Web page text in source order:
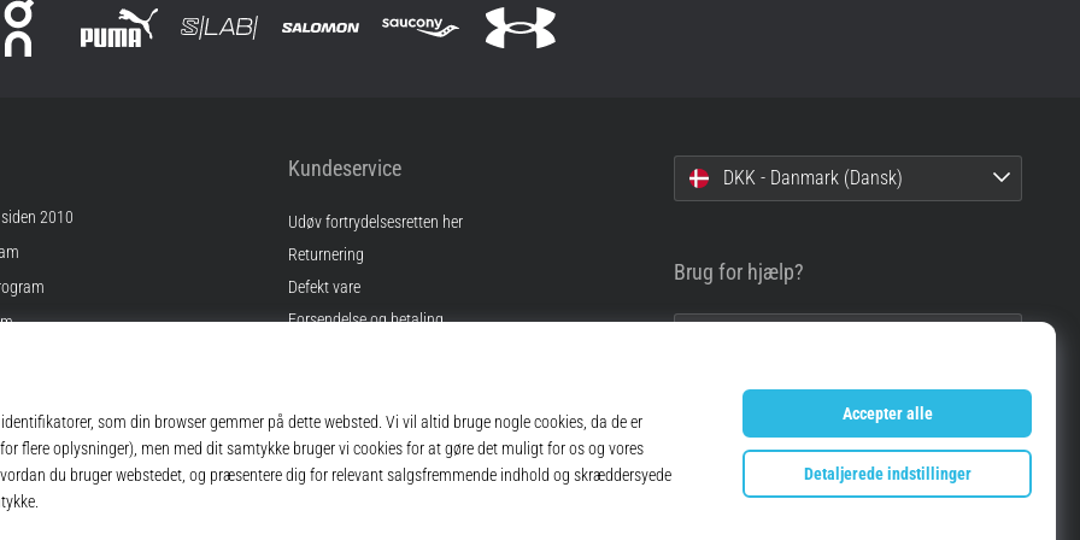
2010
Kundeservice
Udøv fortrydelsesretten her
Returnering
Defekt vare
Forsendelse og betaling
Ofte stillede spørgsmål
Privatlivspolitik
DKK - Danmark (Dansk)
Brug for hjælp?